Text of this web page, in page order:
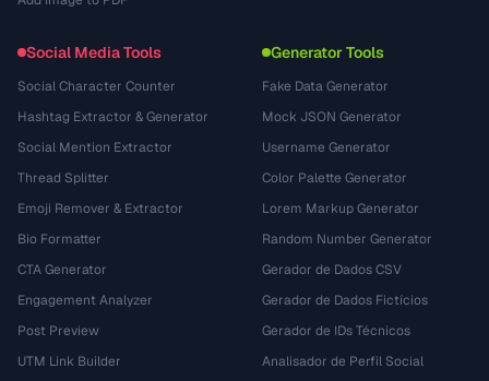
Social Media Tools
Social Character Counter
Hashtag Extractor & Generator
Social Mention Extractor
Thread Splitter
Emoji Remover & Extractor
Bio Formatter
CTA Generator
Engagement Analyzer
Post Preview
UTM Link Builder
Generator Tools
Fake Data Generator
Mock JSON Generator
Username Generator
Color Palette Generator
Lorem Markup Generator
Random Number Generator
Gerador de Dados CSV
Gerador de Dados Fictícios
Gerador de IDs Técnicos
Analisador de Perfil Social